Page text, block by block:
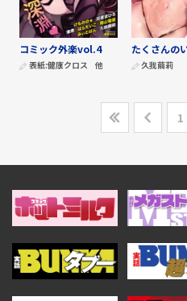
コミック外楽vol.4
表紙:健康クロス 他
たくさんの
久我繭莉
1